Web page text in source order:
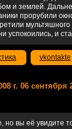
и землей.
прорубили
мультяшного
успокоились, и
vkontakte
г. 06
но вы её увидите